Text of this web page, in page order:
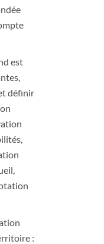
est
définir
: